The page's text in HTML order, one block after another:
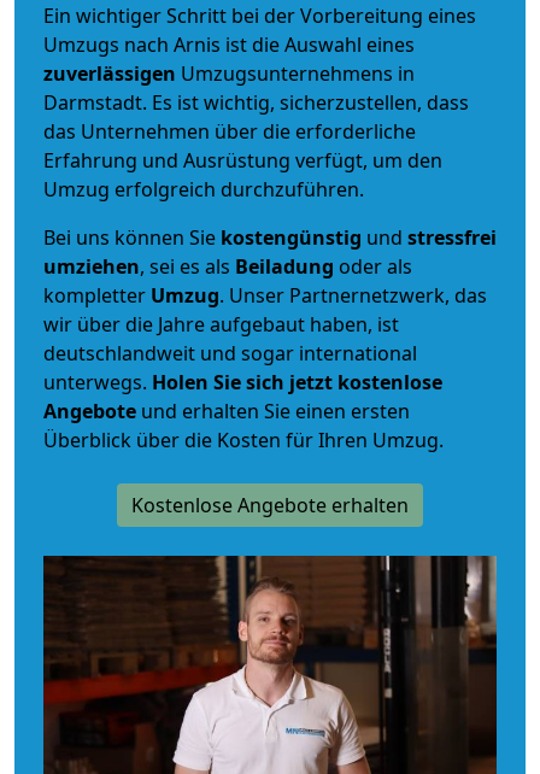
Ein wichtiger Schritt bei der Vorbereitung eines
Umzugs nach Arnis ist die Auswahl eines
zuverlässigen Umzugsunternehmens in
Darmstadt. Es ist wichtig, sicherzustellen, dass
das Unternehmen über die erforderliche
Erfahrung und Ausrüstung verfügt, um den
Umzug erfolgreich durchzuführen.
Bei uns können Sie kostengünstig und stressfrei
umziehen, sei es als Beiladung oder als
kompletter Umzug. Unser Partnernetzwerk, das
wir über die Jahre aufgebaut haben, ist
deutschlandweit und sogar international
unterwegs. Holen Sie sich jetzt kostenlose
Angebote und erhalten Sie einen ersten
Überblick über die Kosten für Ihren Umzug.
Kostenlose Angebote erhalten